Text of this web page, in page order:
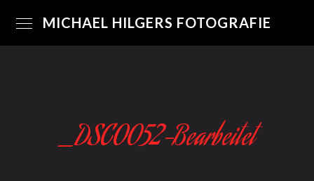
MICHAEL HILGERS FOTOGRAFIE
_DSC0052-Bearbeitet